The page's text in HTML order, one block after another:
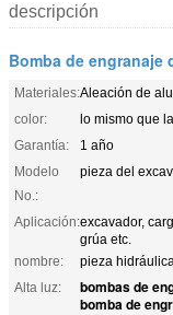
descripción
Bomba de engranaje
Materiales:Aleación de
color:
lo mismo que
Garantía:
1 año
Modelo
No.:
pieza del
Aplicación:excavador,
grúa etc.
nombre:
pieza
Alta luz:
bombas de
bomba de